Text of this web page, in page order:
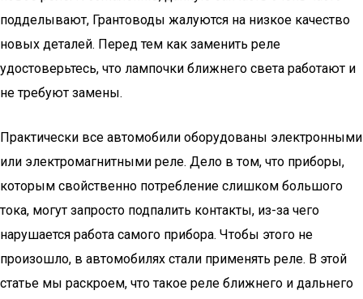
подделывают, Грантоводы жалуются на низкое качество
новых деталей. Перед тем как заменить реле
удостоверьтесь, что лампочки ближнего света работают и
не требуют замены.
Практически все автомобили оборудованы электронными
или электромагнитными реле. Дело в том, что приборы,
которым свойственно потребление слишком большого
тока, могут запросто подпалить контакты, из-за чего
нарушается работа самого прибора. Чтобы этого не
произошло, в автомобилях стали применять реле. В этой
статье мы раскроем, что такое реле ближнего и дальнего